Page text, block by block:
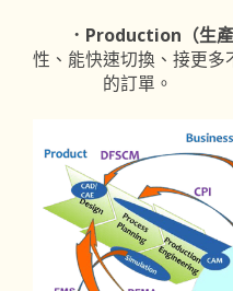
．Production（生產
性、能快速切換、接更
的訂單。